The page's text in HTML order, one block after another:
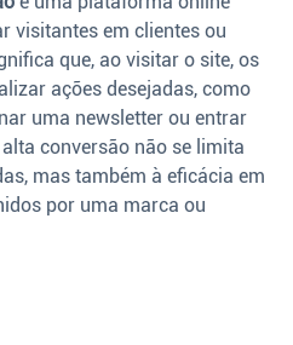
visitantes em clientes ou
que, ao visitar o site, os
ações desejadas, como
uma newsletter ou entrar
conversão não se limita
mas também à eficácia em
por uma marca ou